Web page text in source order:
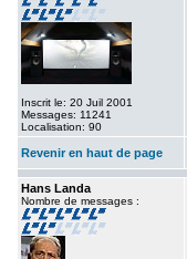
Inscrit le: 20 Juil 2001
Messages: 11241
Localisation: 90
Revenir en haut de page
Hans Landa
Nombre de messages :